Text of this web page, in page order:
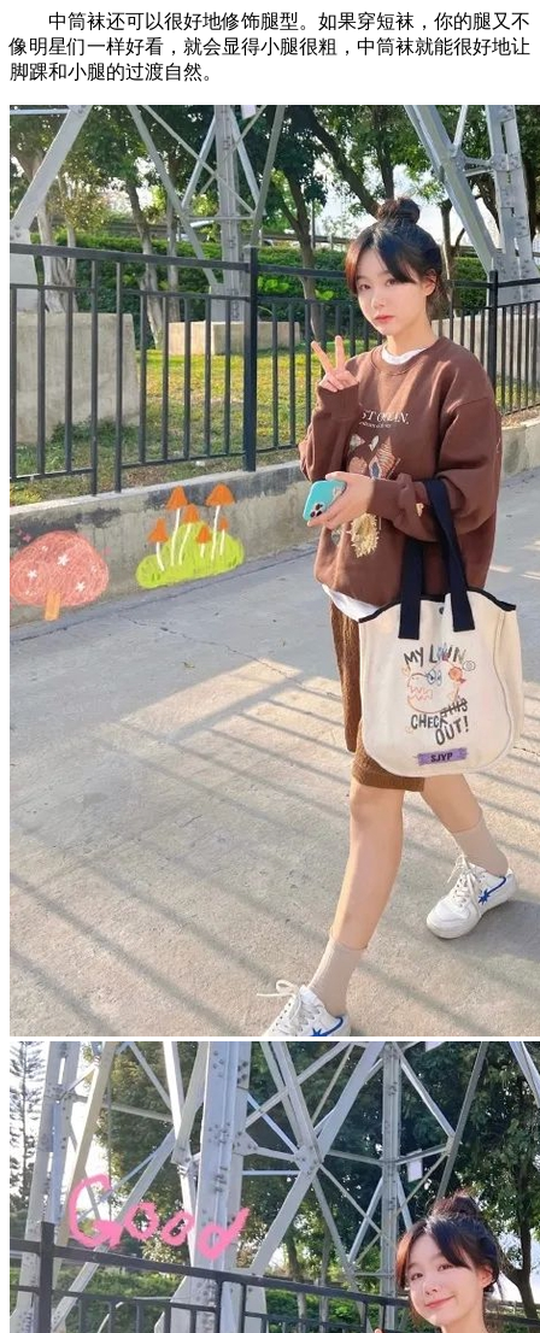
中筒袜还可以很好地修饰腿型。如果穿短袜，你的腿又不
像明星们一样好看，就会显得小腿很粗，中筒袜就能很好地让
脚踝和小腿的过渡自然。